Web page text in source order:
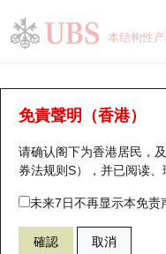
本结构性
免責聲明（香港）
请确认阁下为香港居民，
券法规则S），并已阅读
未来7日不再显示本免责
確認 取消
牛熊证分析仪
表现 街货统计 比较
59566 瑞银熊
瑞银认股证一览
新发行瑞银认股证
即将到期认股证
认股证到期结算价查找
街货统计
比较
牛熊全景快搜
牛熊证搜寻
牛熊证街货分布图
正股牛熊证列表
街货统计
比较
十大升幅/跌幅
十大认股证成交分布
十天股证占大市成交
资金流
正股分析仪
二十大活跃股份
恒指成份股
国指成份股
持股比重
显示所有持股比重
每月轮证大市专题
轮证专栏
讲座及教育短片
认股证投资者教育